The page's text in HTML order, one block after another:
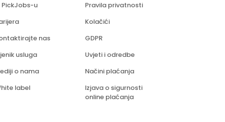
PickJobs-u
nas
usluga
o nama
label
Pravila privatnosti
Kolačići
GDPR
Uvjeti i odredbe
Načini plaćanja
Izjava o sigurnosti
online plaćanja